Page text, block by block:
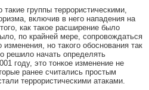
группы террористическими,
включив в него нападения на
как такое расширение было
по крайней мере, сопровождаться
но такого обоснования так
решило начать определять
году, это тонкое изменение не
ранее считались простым
террористическими атаками.